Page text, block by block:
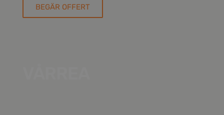
BEGÄR OFFERT